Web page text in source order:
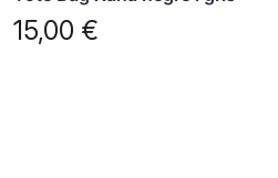
15,00 €